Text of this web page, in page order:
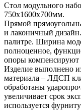
Стол модульного
750х1600х700мм.
Прямой
и лаконичный
палитре. Ширина
полноценное,
опоры компенсируют
Изделие выполнено
материала – ЛДСП
обработаны
увеличивает срок
используется